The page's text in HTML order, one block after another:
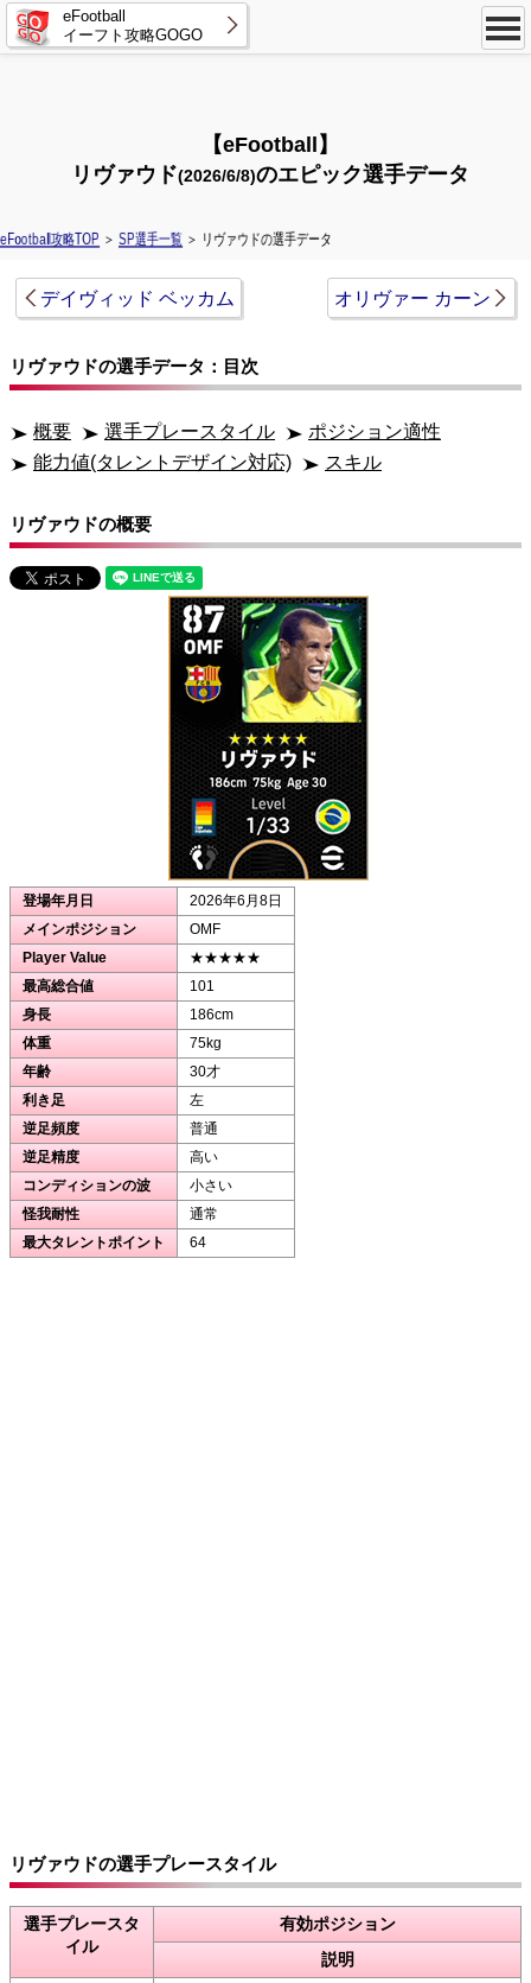
eFootball
イーフト攻略GOGO
【eFootball】
リヴァウド(2026/6/8)のエピック選手データ
eFootball攻略TOP ＞ SP選手一覧 ＞ リヴァウドの選手データ
デイヴィッド ベッカム オリヴァー カーン
リヴァウドの選手データ：目次
概要 選手プレースタイル
ポジション適性
能力値(タレントデザイン対応)
スキル
リヴァウドの概要
登場年月日
2026年6月8日
メインポジション
OMF
Player Value
★★★★★
最高総合値
101
身長
186cm
体重
75kg
年齢
30才
利き足
左
逆足頻度
普通
逆足精度
高い
コンディションの波
小さい
怪我耐性
通常
最大タレントポイント
64
リヴァウドの選手プレースタイル
選手プレースタ
イル
有効ポジション
説明